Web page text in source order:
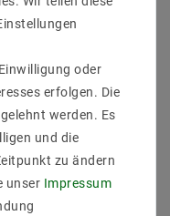
oder
erfolgen. Die
werden. Es
und die
zu ändern
unser Impressum